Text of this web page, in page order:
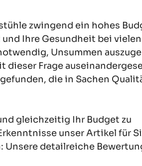
zwingend ein hohes
Ihre Gesundheit bei vielen
Unsummen
dieser Frage
gefunden, die in Sachen
gleichzeitig Ihr Budget zu
unser Artikel für
detailreiche